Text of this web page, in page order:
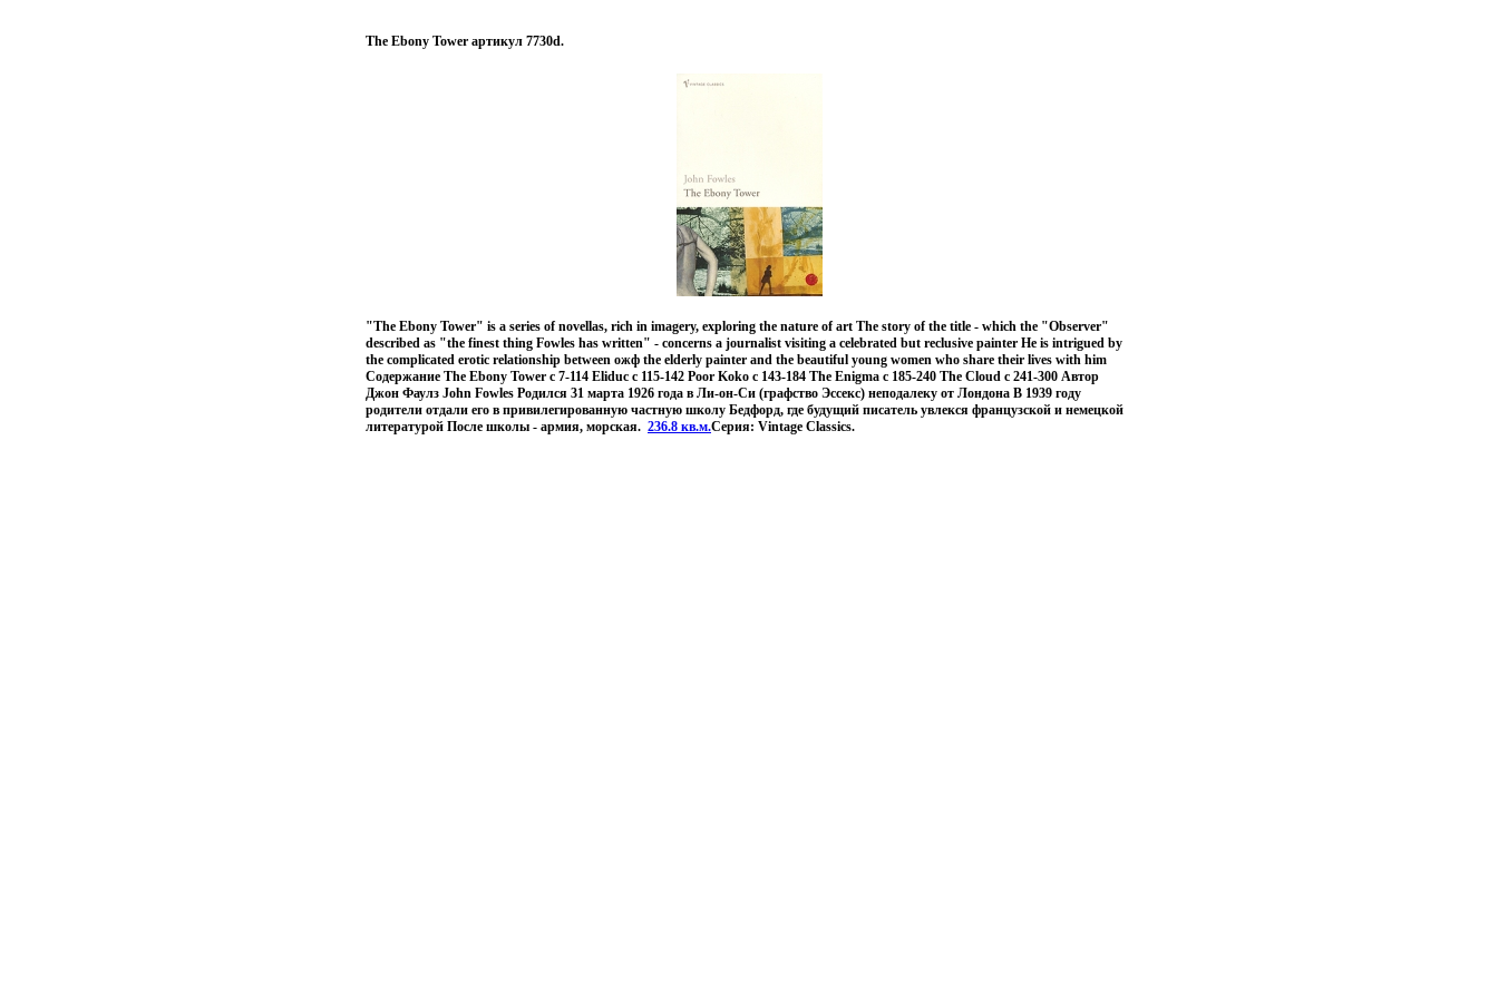
The Ebony Tower артикул 7730d.
"The Ebony Tower" is a series of novellas, rich in imagery, exploring the nature of art The story of the title - which the "Observer"
described as "the finest thing Fowles has written" - concerns a journalist visiting a celebrated but reclusive painter He is intrigued by
the complicated erotic relationship between ожф the elderly painter and the beautiful young women who share their lives with him
Содержание The Ebony Tower c 7-114 Eliduc c 115-142 Poor Koko c 143-184 The Enigma c 185-240 The Cloud c 241-300 Автор
Джон Фаулз John Fowles Родился 31 марта 1926 года в Ли-он-Си (графство Эссекс) неподалеку от Лондона В 1939 году
родители отдали его в привилегированную частную школу Бедфорд, где будущий писатель увлекся французской и немецкой
литературой После школы - армия, морская. 236.8 кв.м.Серия: Vintage Classics.